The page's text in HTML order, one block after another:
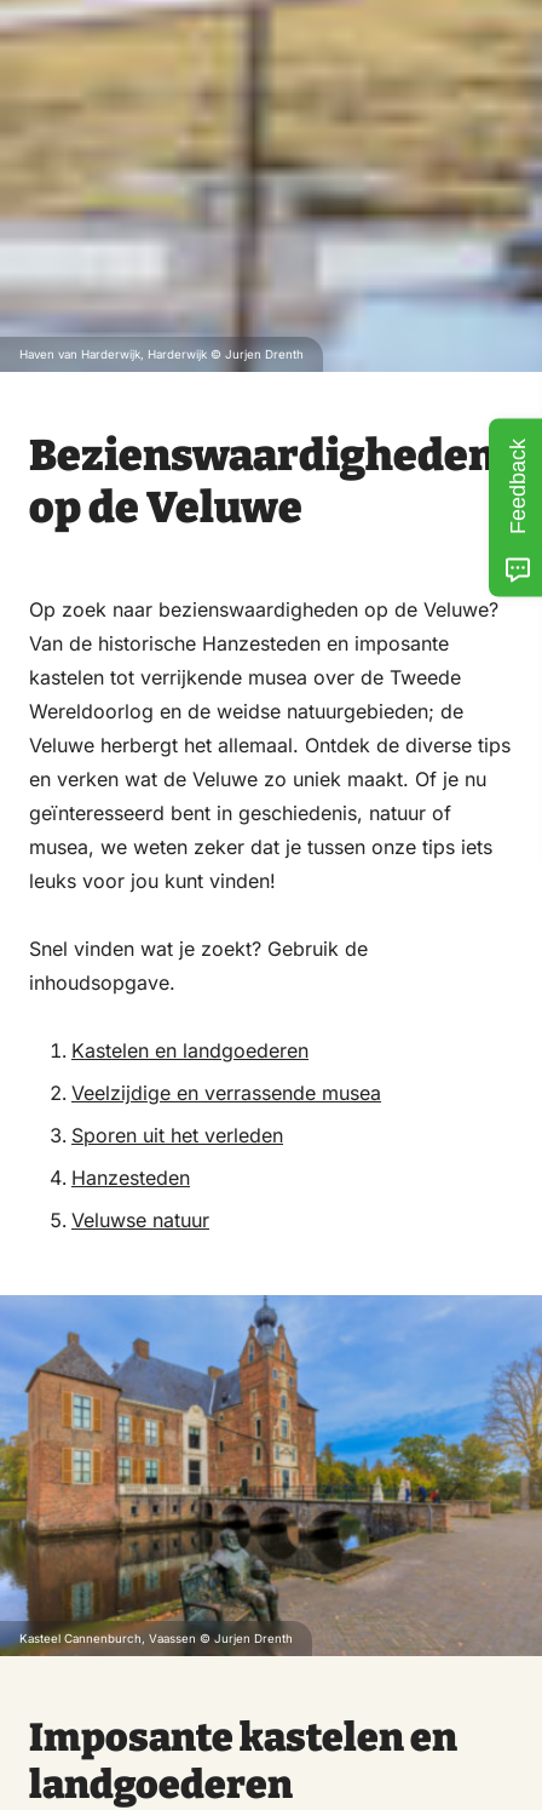
Haven van Harderwijk, Harderwijk © Jurjen Drenth
Bezienswaardigheden
op de Veluwe
Op zoek naar bezienswaardigheden op de Veluwe?
Van de historische Hanzesteden en imposante
kastelen tot verrijkende musea over de Tweede
Wereldoorlog en de weidse natuurgebieden; de
Veluwe herbergt het allemaal. Ontdek de diverse tips
en verken wat de Veluwe zo uniek maakt. Of je nu
geïnteresseerd bent in geschiedenis, natuur of
musea, we weten zeker dat je tussen onze tips iets
leuks voor jou kunt vinden!
Snel vinden wat je zoekt? Gebruik de
inhoudsopgave.
Kastelen en landgoederen
Veelzijdige en verrassende musea
Sporen uit het verleden
Hanzesteden
Veluwse natuur
Kasteel Cannenburch, Vaassen © Jurjen Drenth
Imposante kastelen en
landgoederen
Feedback